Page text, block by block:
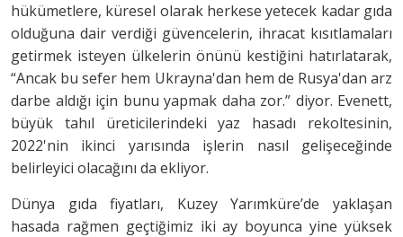
hükümetlere, küresel olarak herkese yetecek kadar gıda
olduğuna dair verdiği güvencelerin, ihracat kısıtlamaları
getirmek isteyen ülkelerin önünü kestiğini hatırlatarak,
“Ancak bu sefer hem Ukrayna'dan hem de Rusya'dan arz
darbe aldığı için bunu yapmak daha zor.” diyor. Evenett,
büyük tahıl üreticilerindeki yaz hasadı rekoltesinin,
2022'nin ikinci yarısında işlerin nasıl gelişeceğinde
belirleyici olacağını da ekliyor.
Dünya gıda fiyatları, Kuzey Yarımküre’de yaklaşan
hasada rağmen geçtiğimiz iki ay boyunca yine yüksek